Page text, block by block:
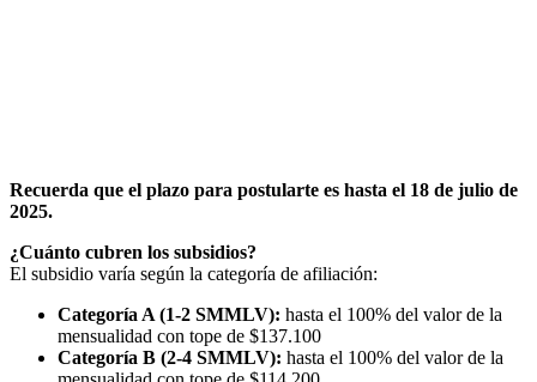
Recuerda que el plazo para postularte es hasta el 18 de julio de
2025.
¿Cuánto cubren los subsidios?
El subsidio varía según la categoría de afiliación:
Categoría A (1-2 SMMLV): hasta el 100% del valor de la
mensualidad con tope de $137.100
Categoría B (2-4 SMMLV): hasta el 100% del valor de la